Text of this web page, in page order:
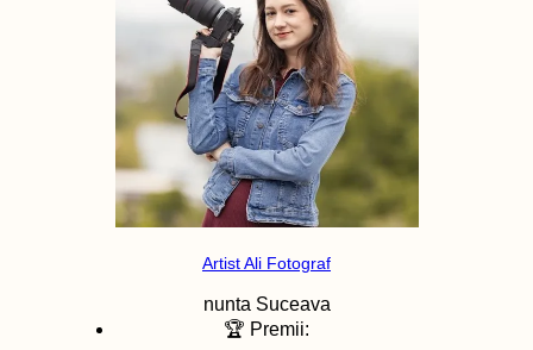
Artist Ali Fotograf
nunta Suceava
🏆 Premii: